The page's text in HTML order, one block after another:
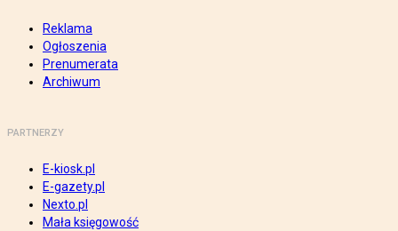
Reklama
Ogłoszenia
Prenumerata
Archiwum
PARTNERZY
E-kiosk.pl
E-gazety.pl
Nexto.pl
Mała księgowość